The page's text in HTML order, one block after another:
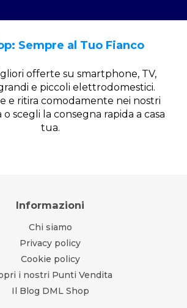
Sempre al Tuo Fianco
offerte su smartphone, TV,
e piccoli elettrodomestici.
e ritira comodamente nei nostri
scegli la consegna rapida a casa
tua.
Informazioni
Chi siamo
Privacy policy
Cookie policy
i nostri Punti Vendita
Il Blog DML Shop